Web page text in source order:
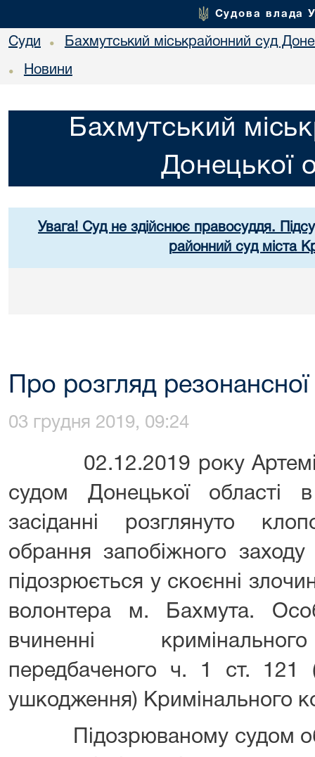
Судова влада
Суди • Бахмутський міськрайонний суд
• Новини
Бахмутський
Донецької
Увага! Суд не здійснює правосуддя.
районний суд міста
Про розгляд
03 грудня 2019, 09:24
02.12.2019 року
судом Донецької області
засіданні розглянуто
обрання запобіжного заходу
підозрюється у скоєнні
волонтера м. Бахмута.
вчиненні
передбаченого ч. 1 ст. 121
ушкодження) Кримінального
Підозрюваному судом